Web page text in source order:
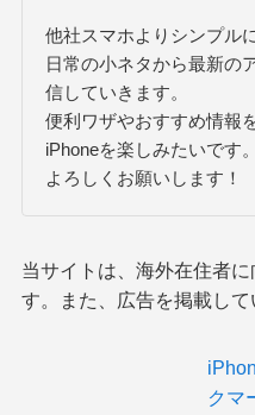
他社スマホよりシンプル
日常の小ネタから最新の
信していきます。
便利ワザやおすすめ情報
iPhoneを楽しみたいです。
よろしくお願いします！
当サイトは、海外在住者
す。また、広告を掲載して
クマ